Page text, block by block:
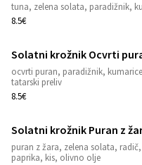
tuna, zelena solata, paradižnik,
8.5€
Solatni krožnik Ocvrti
ocvrti puran, paradižnik,
tatarski preliv
8.5€
Solatni krožnik Puran z
puran z žara, zelena solata,
paprika, kis, olivno olje